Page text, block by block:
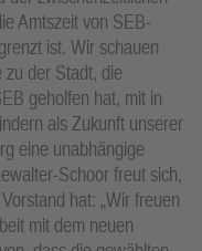
Amtszeit von SEB-
ist. Wir schauen
zu der Stadt, die
geholfen hat, mit in
als Zukunft unserer
eine unabhängige
Schoor freut sich,
hat: „Wir freuen
mit dem neuen